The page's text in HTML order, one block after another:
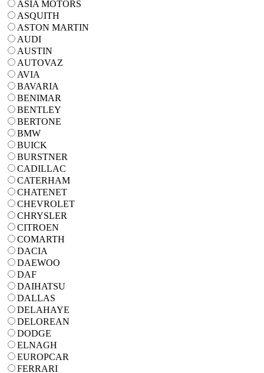
ASIA MOTORS
ASQUITH
ASTON MARTIN
AUDI
AUSTIN
AUTOVAZ
AVIA
BAVARIA
BENIMAR
BENTLEY
BERTONE
BMW
BUICK
BURSTNER
CADILLAC
CATERHAM
CHATENET
CHEVROLET
CHRYSLER
CITROEN
COMARTH
DACIA
DAEWOO
DAF
DAIHATSU
DALLAS
DELAHAYE
DELOREAN
DODGE
ELNAGH
EUROPCAR
FERRARI